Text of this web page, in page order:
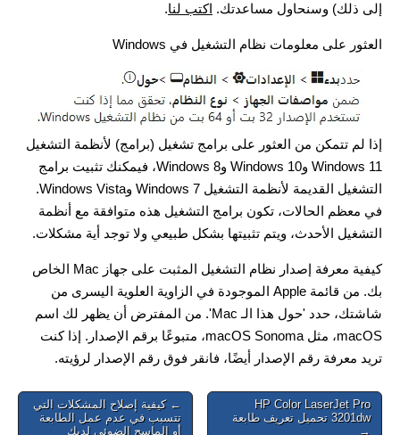
إلى ذلك) وسنحاول مساعدتك. اكتب لنا.
العثور على معلومات نظام التشغيل في Windows
إذا لم تتمكن من العثور على برامج تشغيل (برامج) لأنظمة التشغيل
Windows 11 وWindows 10 وWindows 8، فيمكنك تثبيت برامج
التشغيل القديمة لأنظمة التشغيل Windows 7 وWindows Vista.
في معظم الحالات، تكون برامج التشغيل هذه متوافقة مع أنظمة
التشغيل الأحدث، ويتم تثبيتها بشكل طبيعي ولا توجد أية مشكلات.
كيفية معرفة إصدار نظام التشغيل المثبت على جهاز Mac الخاص
بك. من قائمة Apple الموجودة في الزاوية العلوية اليسرى من
شاشتك، حدد 'حول هذا الـ Mac'. من المفترض أن يظهر لك اسم
macOS، مثل macOS Sonoma، متبوعًا برقم الإصدار. إذا كنت
تريد معرفة رقم الإصدار أيضًا، فانقر فوق رقم الإصدار لرؤيته.
Post
navigation
← كيفية إصلاح المشكلات التي
تتسبب في عدم عمل الطابعة
أو الماسح الضوئي لديك
HP Color LaserJet Pro
3201dw تحميل تعريف طابعة
→